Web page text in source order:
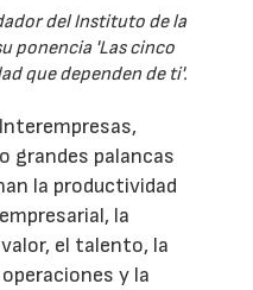
del Instituto de la
ponencia 'Las cinco
que dependen de ti'.
grandes palancas
la productividad
la
el talento, la
y la